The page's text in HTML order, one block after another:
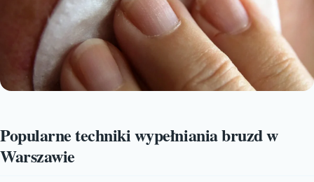
Popularne techniki wypełniania bruzd w
Warszawie